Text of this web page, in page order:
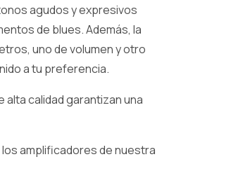
agudos y expresivos
de blues. Además, la
uno de volumen y otro
a tu preferencia.
alta calidad garantizan una
amplificadores de nuestra